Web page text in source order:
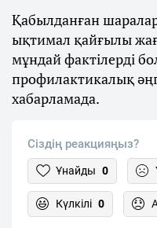
Қабылданған
ықтимал қайғылы
мұндай фактілерді
профилактикалық
хабарламада.
Сіздің реакцияңыз?
Ұнайды 0
Күлкілі 0